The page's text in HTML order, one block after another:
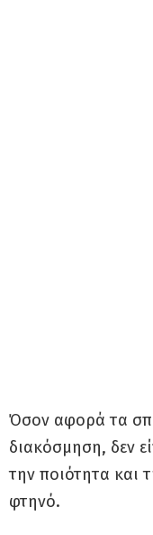
Όσον αφορά τα
διακόσμηση, δεν
την ποιότητα και
φτηνό.